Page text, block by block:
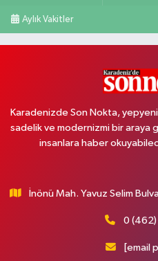
Aylık Vakitler
Karadenizde Son Nokta,
sadelik ve modernizmi bir araya
insanlara haber
İnönü Mah. Yavuz Selim
0 (462)
[email